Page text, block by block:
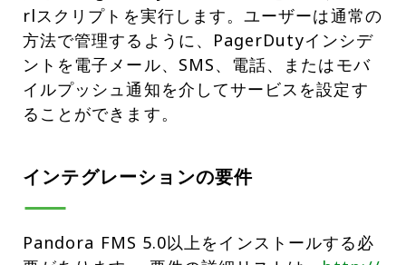
rlスクリプトを実行します。ユーザーは通常の
方法で管理するように、PagerDutyインシデ
ントを電子メール、SMS、電話、またはモバ
イルプッシュ通知を介してサービスを設定す
ることができます。
インテグレーションの要件
Pandora FMS 5.0以上をインストールする必